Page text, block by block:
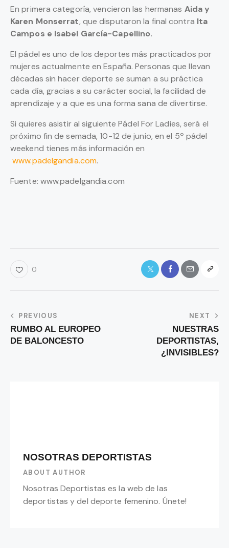
En primera categoría, vencieron las hermanas Aida y
Karen Monserrat, que disputaron la final contra Ita
Campos e Isabel García-Capellino.
El pádel es uno de los deportes más practicados por
mujeres actualmente en España. Personas que llevan
décadas sin hacer deporte se suman a su práctica
cada día, gracias a su carácter social, la facilidad de
aprendizaje y a que es una forma sana de divertirse.
Si quieres asistir al siguiente Pádel For Ladies, será el
próximo fin de semada, 10-12 de junio, en el 5º pádel
weekend tienes más información en
www.padelgandia.com.
Fuente: www.padelgandia.com
0
PREVIOUS
RUMBO AL EUROPEO
DE BALONCESTO
NEXT
NUESTRAS
DEPORTISTAS,
¿INVISIBLES?
NOSOTRAS DEPORTISTAS
ABOUT AUTHOR
Nosotras Deportistas es la web de las
deportistas y del deporte femenino. Únete!